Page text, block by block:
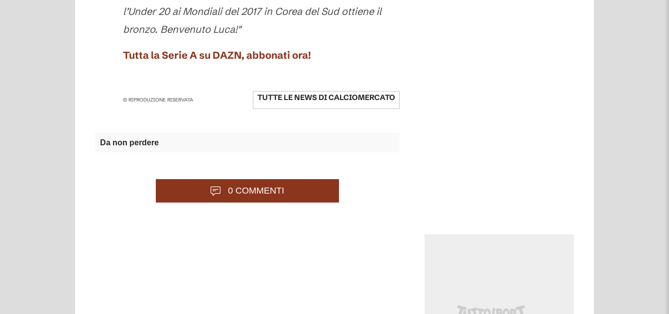
l’Under 20 ai Mondiali del 2017 in Corea del Sud ottiene il
bronzo. Benvenuto Luca!"
Tutta la Serie A su DAZN, abbonati ora!
© RIPRODUZIONE RISERVATA TUTTE LE NEWS DICALCIOMERCATO
Da non perdere
0 COMMENTI